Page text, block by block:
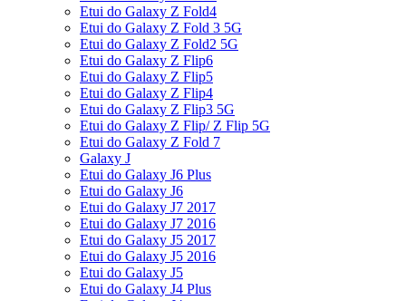
Etui do Galaxy Z Fold4
Etui do Galaxy Z Fold 3 5G
Etui do Galaxy Z Fold2 5G
Etui do Galaxy Z Flip6
Etui do Galaxy Z Flip5
Etui do Galaxy Z Flip4
Etui do Galaxy Z Flip3 5G
Etui do Galaxy Z Flip/ Z Flip 5G
Etui do Galaxy Z Fold 7
Galaxy J
Etui do Galaxy J6 Plus
Etui do Galaxy J6
Etui do Galaxy J7 2017
Etui do Galaxy J7 2016
Etui do Galaxy J5 2017
Etui do Galaxy J5 2016
Etui do Galaxy J5
Etui do Galaxy J4 Plus